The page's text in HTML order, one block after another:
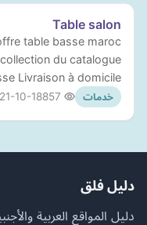
Table salon
table basse maroc
du catalogue
Livraison à domicile
خدمات 10-18
دليل فلق
دليل المواقع العربية